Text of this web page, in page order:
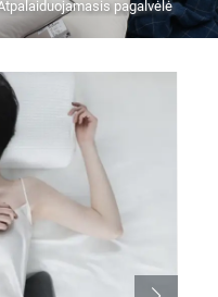
pagalvėlė